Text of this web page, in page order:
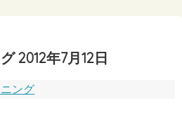
2012年7月12日
ング